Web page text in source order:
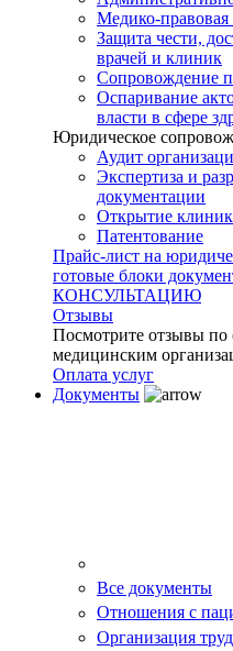
Медико-правовая
Защита чести,
врачей и клиник
Сопровождение
Оспаривание
власти в сфере
Юридическое
Аудит
Экспертиза и
документации
Открытие
Патентование
Прайс-лист на
готовые блоки
КОНСУЛЬТАЦИЮ
Отзывы
Посмотрите отзывы по
медицинским
Оплата услуг
Документы
Все документы
Отношения с
Организация